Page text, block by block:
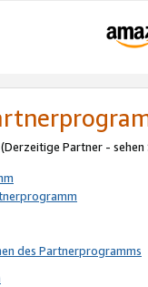
Partner - sehen
des Partnerprogramms